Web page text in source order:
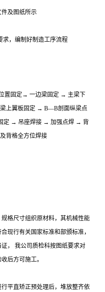
及图纸所示
，编制好制造工序流程
置固定→ 一边梁固定 → 主梁下
上翼板固定 → B—B剖面纵梁点
定 → 吊座焊接 → 加强点焊 → 背
背格全方位焊接
格尺寸组织原材料，其机械性能
现行有关国家标准和部颁标准，
， 我公司质检科按图纸要求对
后方可施工。
平直矫正预处理后，堆放整齐依